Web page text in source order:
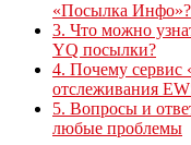
«Посылка Инфо»?
3. Что можно
YQ посылки?
4. Почему сервис
отслеживания
5. Вопросы и
любые проблемы